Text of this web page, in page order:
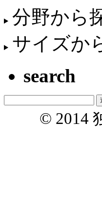
分野から
サイズか
search
© 2014